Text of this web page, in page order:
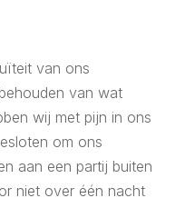
van ons
van wat
wij met pijn in ons
om ons
aan een partij buiten
niet over één nacht